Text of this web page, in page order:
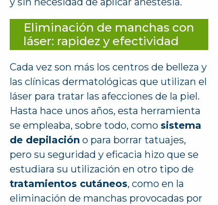
Eliminación de manchas con
láser: rapidez y efectividad
Cada vez son más los centros de belleza y
las clínicas dermatológicas que utilizan el
láser para tratar las afecciones de la piel.
Hasta hace unos años, esta herramienta
se empleaba, sobre todo, como sistema
de depilación o para borrar tatuajes,
pero su seguridad y eficacia hizo que se
estudiara su utilización en otro tipo de
tratamientos cutáneos, como en la
eliminación de manchas provocadas por